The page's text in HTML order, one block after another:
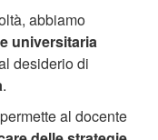
abbiamo
universitaria
desiderio di
.
al docente